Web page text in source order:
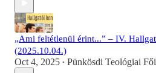
„Ami feltétlenül érint...” – IV.
(2025.10.04.)
Oct 4, 2025 • Pünkösdi Teológiai